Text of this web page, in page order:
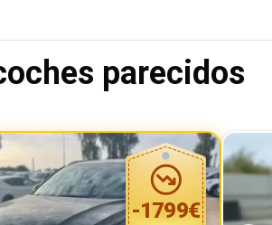
parecidos
-1799€